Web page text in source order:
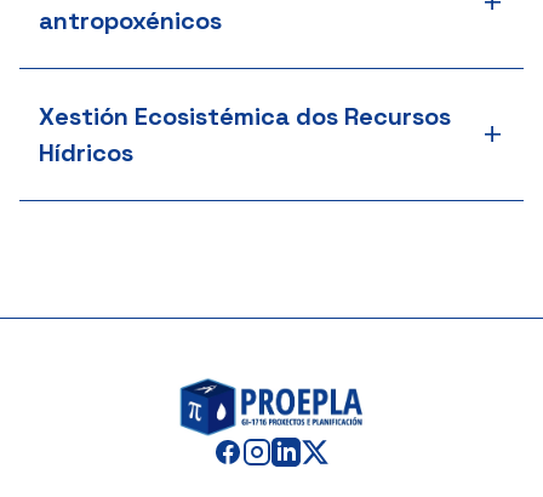
antropoxénicos
Xestión Ecosistémica dos Recursos
Hídricos
+